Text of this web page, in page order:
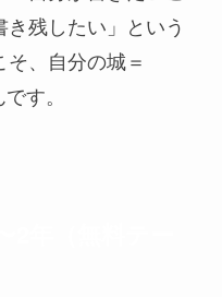
残したい」という
、自分の城＝
す。